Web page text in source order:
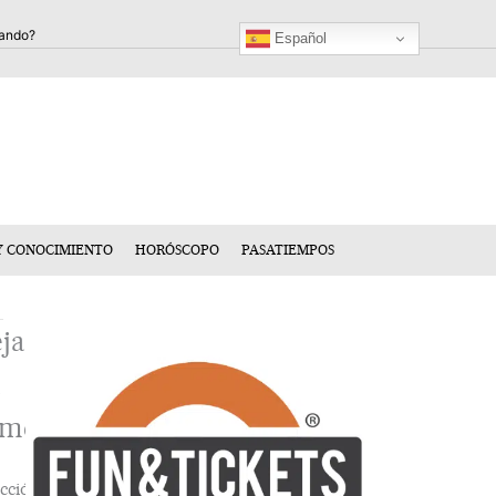
Español
CONOCIMIENTO HORÓSCOPO PASATIEMPOS